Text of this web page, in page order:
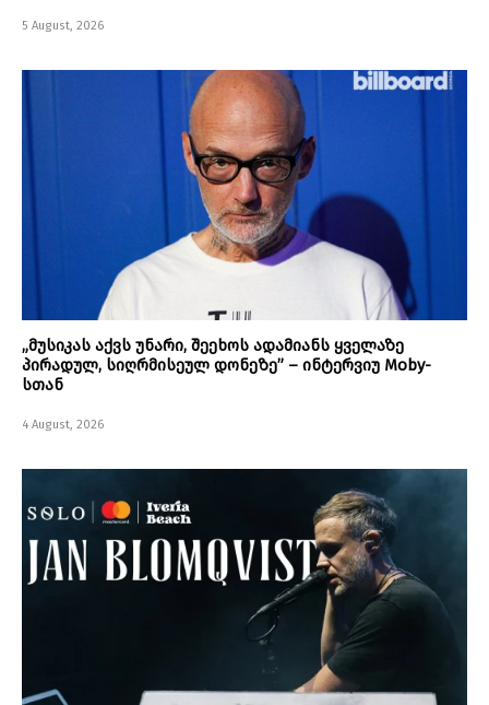
5 August, 2026
„მუსიკას აქვს უნარი, შეეხოს ადამიანს ყველაზე
პირადულ, სიღრმისეულ დონეზე” – ინტერვიუ Moby-
სთან
4 August, 2026